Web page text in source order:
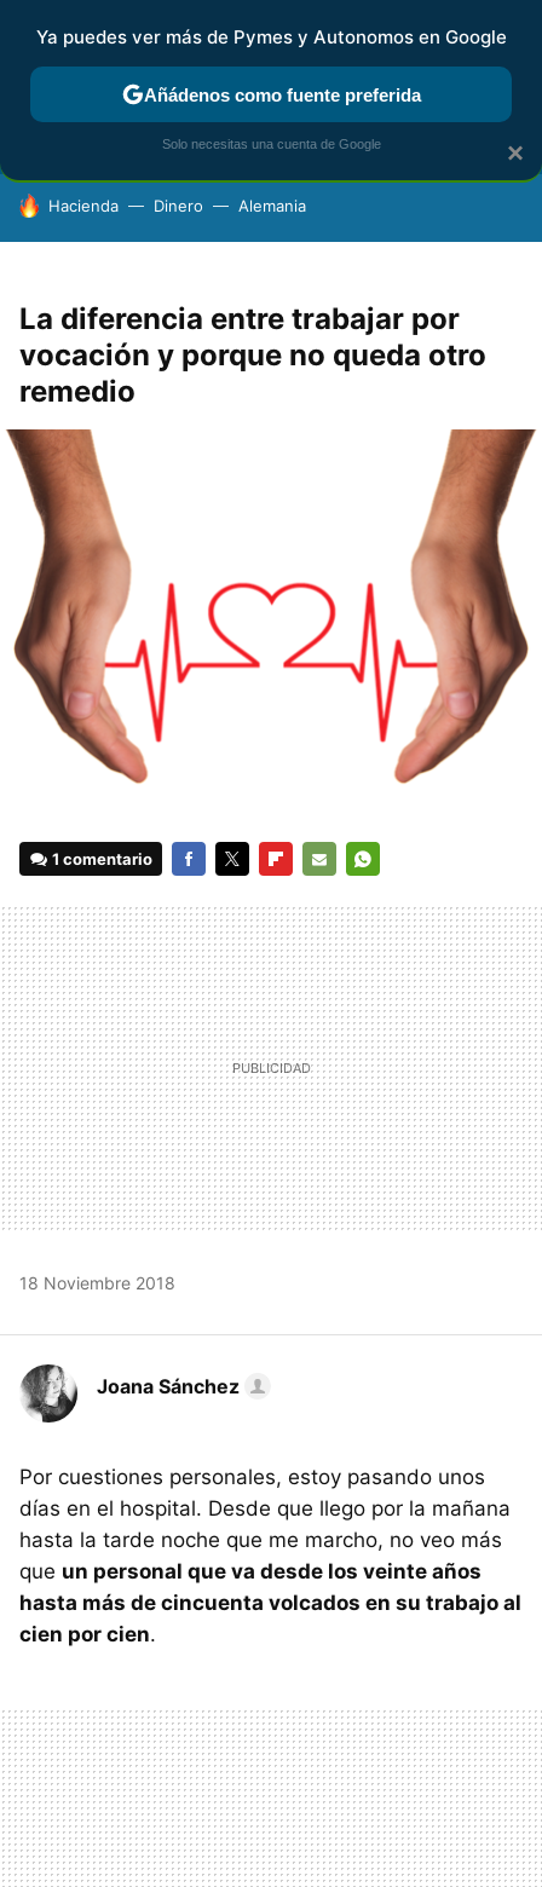
FISCALIDAD Y CONTABILIDAD KIT DIGITAL RENTA
HOY SE HABLA DE
Hacienda Dinero Alemania
La diferencia entre trabajar por
vocación y porque no queda otro
remedio
1 comentario
MAIL
18 Noviembre 2018
Joana Sánchez
Por cuestiones personales, estoy pasando unos
días en el hospital. Desde que llego por la mañana
hasta la tarde noche que me marcho, no veo más
que un personal que va desde los veinte años
hasta más de cincuenta volcados en su trabajo al
cien por cien.
×
Ya puedes ver más de Pymes y Autonomos en Google
Añádenos como fuente preferida
Solo necesitas una cuenta de Google